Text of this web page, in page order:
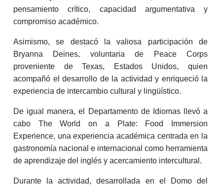
pensamiento crítico, capacidad argumentativa y
compromiso académico.
Asimismo, se destacó la valiosa participación de
Bryanna Deines, voluntaria de Peace Corps
proveniente de Texas, Estados Unidos, quien
acompañó el desarrollo de la actividad y enriqueció la
experiencia de intercambio cultural y lingüístico.
De igual manera, el Departamento de Idiomas llevó a
cabo The World on a Plate: Food Immersion
Experience, una experiencia académica centrada en la
gastronomía nacional e internacional como herramienta
de aprendizaje del inglés y acercamiento intercultural.
Durante la actividad, desarrollada en el Domo del